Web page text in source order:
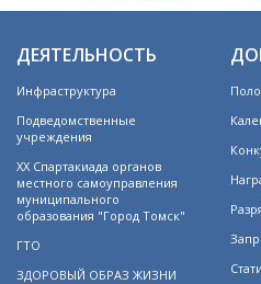
ДЕЯТЕЛЬНОСТЬ
Инфраструктура
Подведомственные
учреждения
XX Спартакиада органов
местного самоуправления
муниципального
образования "Город Томск"
ГТО
ЗДОРОВЫЙ ОБРАЗ ЖИЗНИ